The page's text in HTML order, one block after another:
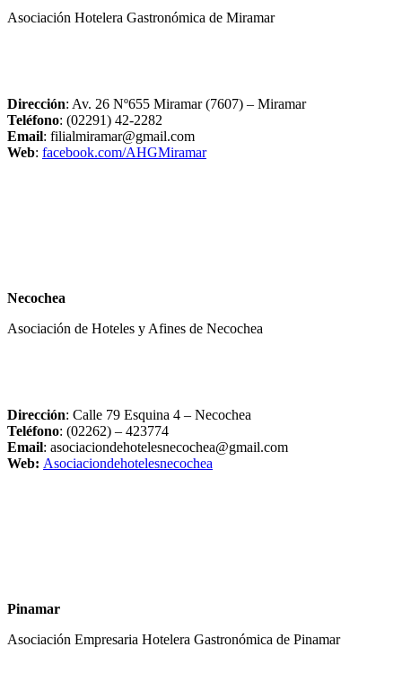
Asociación Hotelera Gastronómica de Miramar
Dirección: Av. 26 Nº655 Miramar (7607) – Miramar
Teléfono: (02291) 42-2282
Email: filialmiramar@gmail.com
Web: facebook.com/AHGMiramar
Necochea
Asociación de Hoteles y Afines de Necochea
Dirección: Calle 79 Esquina 4 – Necochea
Teléfono: (02262) – 423774
Email: asociaciondehotelesnecochea@gmail.com
Web: Asociaciondehotelesnecochea
Pinamar
Asociación Empresaria Hotelera Gastronómica de Pinamar